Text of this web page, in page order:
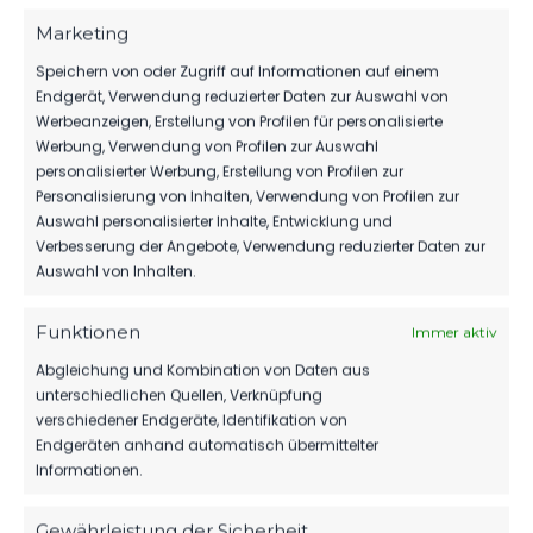
Marketing
Speichern von oder Zugriff auf Informationen auf einem
Endgerät, Verwendung reduzierter Daten zur Auswahl von
Werbeanzeigen, Erstellung von Profilen für personalisierte
Werbung, Verwendung von Profilen zur Auswahl
personalisierter Werbung, Erstellung von Profilen zur
Personalisierung von Inhalten, Verwendung von Profilen zur
Auswahl personalisierter Inhalte, Entwicklung und
Verbesserung der Angebote, Verwendung reduzierter Daten zur
Auswahl von Inhalten.
Funktionen Immer aktiv
Abgleichung und Kombination von Daten aus
unterschiedlichen Quellen, Verknüpfung
verschiedener Endgeräte, Identifikation von
Endgeräten anhand automatisch übermittelter
Informationen.
SA.., 10.
JUNI 2023
11:00
Uhr
FSV 63
Luckenwalde
B-Jugend
vs.
Oranienburger
Fussball-Club
Eintracht 1901
e. V.
2:0
SA.., 08.
APR.
2023
11:00
Uhr
e. V.
vs. FSV 63
Luckenwalde
B-Jugend
3:2
SO.., 11.